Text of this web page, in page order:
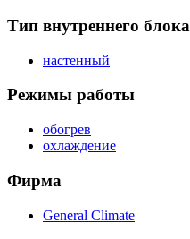
Тип внутреннего блока
настенный
Режимы работы
обогрев
охлаждение
Фирма
General Climate